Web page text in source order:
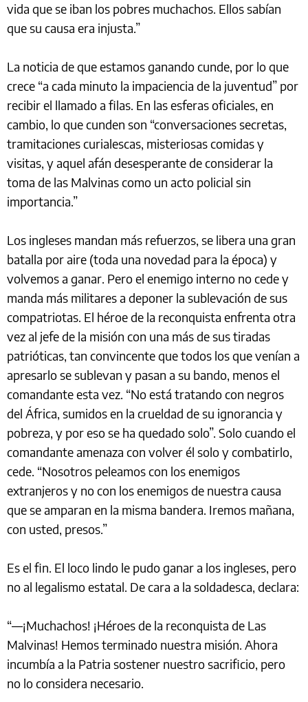
vida que se iban los pobres muchachos. Ellos sabían
que su causa era injusta.”
La noticia de que estamos ganando cunde, por lo que
crece “a cada minuto la impaciencia de la juventud” por
recibir el llamado a filas. En las esferas oficiales, en
cambio, lo que cunden son “conversaciones secretas,
tramitaciones curialescas, misteriosas comidas y
visitas, y aquel afán desesperante de considerar la
toma de las Malvinas como un acto policial sin
importancia.”
Los ingleses mandan más refuerzos, se libera una gran
batalla por aire (toda una novedad para la época) y
volvemos a ganar. Pero el enemigo interno no cede y
manda más militares a deponer la sublevación de sus
compatriotas. El héroe de la reconquista enfrenta otra
vez al jefe de la misión con una más de sus tiradas
patrióticas, tan convincente que todos los que venían a
apresarlo se sublevan y pasan a su bando, menos el
comandante esta vez. “No está tratando con negros
del África, sumidos en la crueldad de su ignorancia y
pobreza, y por eso se ha quedado solo”. Solo cuando el
comandante amenaza con volver él solo y combatirlo,
cede. “Nosotros peleamos con los enemigos
extranjeros y no con los enemigos de nuestra causa
que se amparan en la misma bandera. Iremos mañana,
con usted, presos.”
Es el fin. El loco lindo le pudo ganar a los ingleses, pero
no al legalismo estatal. De cara a la soldadesca, declara:
“––¡Muchachos! ¡Héroes de la reconquista de Las
Malvinas! Hemos terminado nuestra misión. Ahora
incumbía a la Patria sostener nuestro sacrificio, pero
no lo considera necesario.